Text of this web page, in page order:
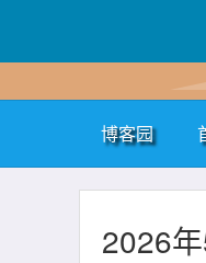
博客园
2026